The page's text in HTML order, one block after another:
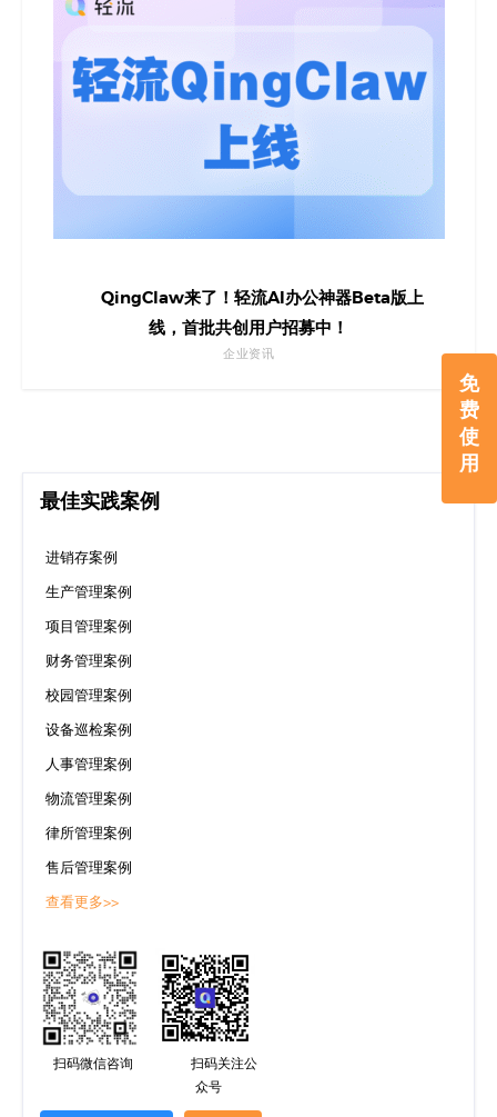
免
费
使
用
QingClaw来了！轻流AI办公神器Beta版上
线，首批共创用户招募中！
企业资讯
最佳实践案例
进销存案例
生产管理案例
项目管理案例
财务管理案例
校园管理案例
设备巡检案例
人事管理案例
物流管理案例
律所管理案例
售后管理案例
查看更多>>
扫码微信咨询
扫码关注公
众号